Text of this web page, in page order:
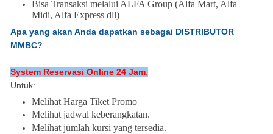
Bisa Transaksi melalui ALFA Group (Alfa Mart, Alfa
Midi, Alfa Express dll)
Apa yang akan Anda dapatkan sebagai DISTRIBUTOR
MMBC?
System Reservasi Online 24 Jam
Untuk:
Melihat Harga Tiket Promo
Melihat jadwal keberangkatan.
Melihat jumlah kursi yang tersedia.